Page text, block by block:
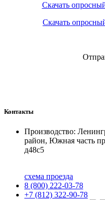
Скачать
Скачать
Контакты
Производство:
район, Южная часть
д48с5
схема проезда
8 (800) 222-03-78
+7 (812) 322-90-78